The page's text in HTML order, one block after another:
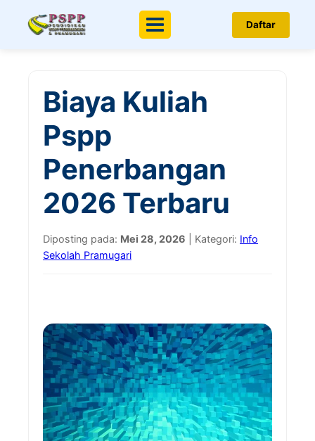
Menu Daftar
Biaya Kuliah
Pspp
Penerbangan
2026 Terbaru
Diposting pada: Mei 28, 2026 | Kategori: Info
Sekolah Pramugari